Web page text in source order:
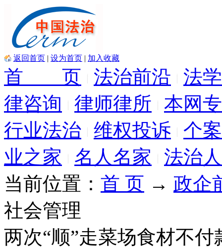
返回首页 | 设为首页 | 加入收藏
首 页 法治前沿
法
律咨询
律师律所
本网
行业法治 维权投诉
个
业之家
名人名家
法治
当前位置： 首 页 → 政企
社会管理
两次“顺”走菜场食材不